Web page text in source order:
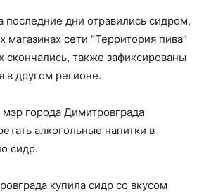
последние дни отравились сидром,
сети “Территория пива”
скончались, также зафиксированы
в другом регионе.
города Димитровграда
алкогольные напитки в
сидр.
купила сидр со вкусом